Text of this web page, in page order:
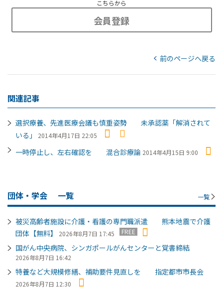
こちらから
会員登録
前のページへ戻る
関連記事
選択療養、先進医療会議も慎重姿勢 未承認薬「解消されて
いる」
2014年4月17日 22:05
一時停止し、左右確認を 混合診療論 2014年4月15日 9:00
団体・学会 一覧 一覧
被災高齢者施設に介護・看護の専門職派遣 熊本地震で介護
団体【無料】
2026年8月7日 17:45 FREE
国がん中央病院、シンガポールがんセンターと覚書締結
2026年8月7日 16:42
特養など大規模修繕、補助要件見直しを 指定都市市長会
2026年8月7日 12:30